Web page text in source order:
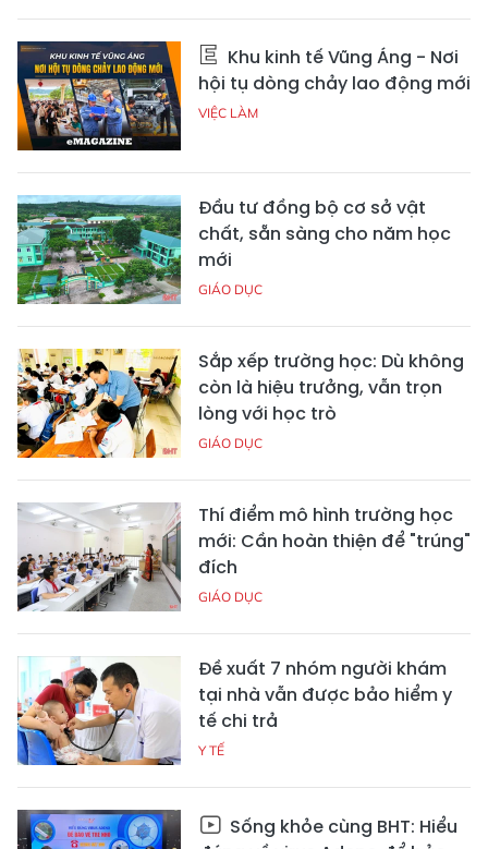
Khu kinh tế Vũng Áng - Nơi
hội tụ dòng chảy lao động mới
VIỆC LÀM
Đầu tư đồng bộ cơ sở vật
chất, sẵn sàng cho năm học
mới
GIÁO DỤC
Sắp xếp trường học: Dù không
còn là hiệu trưởng, vẫn trọn
lòng với học trò
GIÁO DỤC
Thí điểm mô hình trường học
mới: Cần hoàn thiện để "trúng"
đích
GIÁO DỤC
Đề xuất 7 nhóm người khám
tại nhà vẫn được bảo hiểm y
tế chi trả
Y TẾ
Sống khỏe cùng BHT: Hiểu